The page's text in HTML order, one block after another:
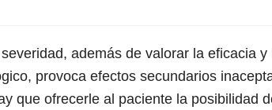
además de valorar la eficacia
provoca efectos secundarios
que ofrecerle al paciente la posibilidad